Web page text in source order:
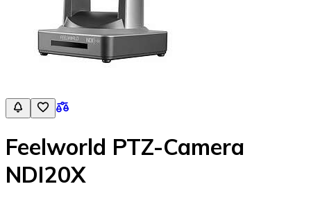
Feelworld PTZ-Camera
NDI20X